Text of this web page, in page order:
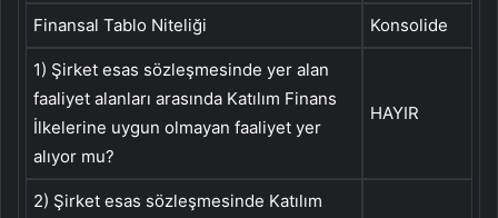
Finansal Tablo Niteliği Konsolide
1) Şirket esas sözleşmesinde yer alan
faaliyet alanları arasında Katılım Finans
İlkelerine uygun olmayan faaliyet yer
alıyor mu?
HAYIR
2) Şirket esas sözleşmesinde Katılım